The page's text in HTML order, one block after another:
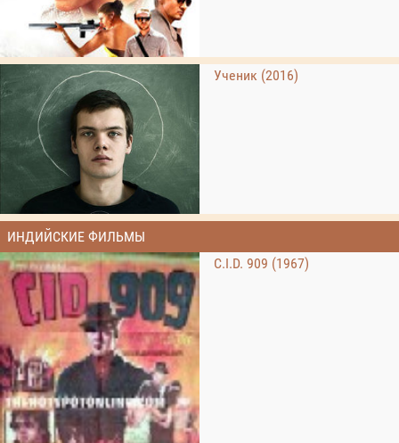
Ученик (2016)
ИНДИЙСКИЕ ФИЛЬМЫ
C.I.D. 909 (1967)